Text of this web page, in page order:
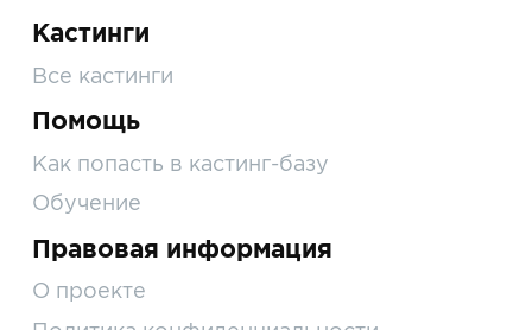
Кастинги
Все кастинги
Помощь
Как попасть в кастинг-базу
Обучение
Правовая информация
О проекте